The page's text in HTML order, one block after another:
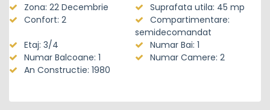
Zona: 22 Decembrie
Suprafata utila: 45 mp
Confort: 2
Compartimentare:
semidecomandat
Etaj: 3/4
Numar Bai: 1
Numar Balcoane: 1
Numar Camere: 2
An Constructie: 1980